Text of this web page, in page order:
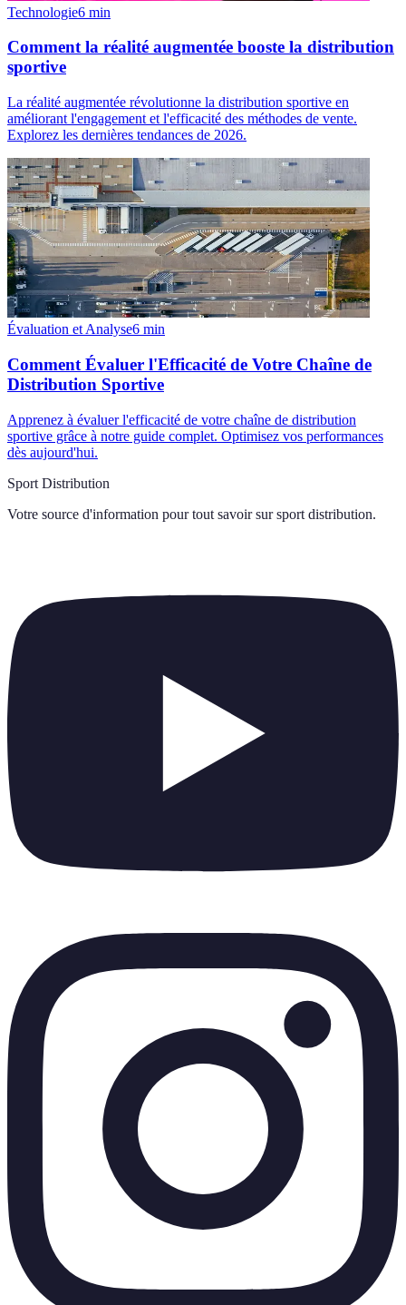
Technologie6 min
Comment la réalité augmentée booste la distribution
sportive
La réalité augmentée révolutionne la distribution sportive en
améliorant l'engagement et l'efficacité des méthodes de vente.
Explorez les dernières tendances de 2026.
Évaluation et Analyse6 min
Comment Évaluer l'Efficacité de Votre Chaîne de
Distribution Sportive
Apprenez à évaluer l'efficacité de votre chaîne de distribution
sportive grâce à notre guide complet. Optimisez vos performances
dès aujourd'hui.
Sport Distribution
Votre source d'information pour tout savoir sur sport distribution.